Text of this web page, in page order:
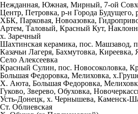
Нежданная, Южная, Мирный, 7-ой
Центр, Петровка, р-н Города
ХБК, Парковая, Новоазовка,
Артем, Таловый, Красный Кут,
х. Заречный
Шахтинская керамика, пос. Машзавод,
Казачьи Лагеря, Бахмутовка,
Село Алексеевка
Красный Сулин, пос. Новосоколовка,
Большая Федоровка, Мелиховка,
Х. Аюта, Большая Федоровка,
Гуково, Зверево, Обуховка,
Усть-Донецк, х. Чернышева, Каменск-
Ст. Облиевская